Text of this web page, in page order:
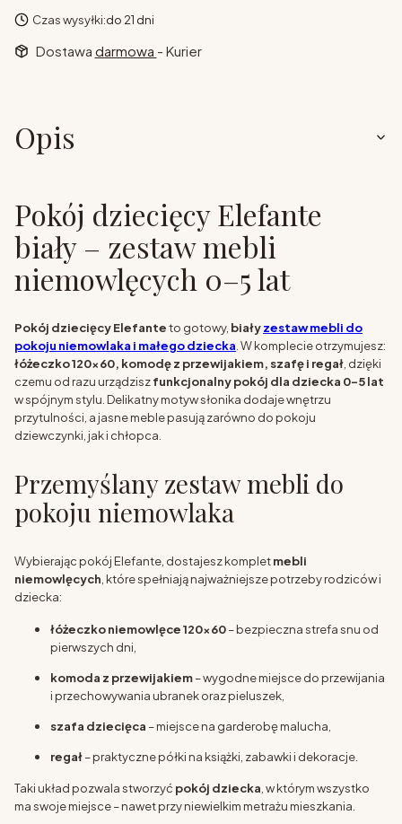
Czas wysyłki:do 21 dni
Dostawa darmowa - Kurier
Opis
Pokój dziecięcy Elefante
biały – zestaw mebli
niemowlęcych 0–5 lat
Pokój dziecięcy Elefanteto gotowy, białyzestaw mebli do
pokoju niemowlaka i małego dziecka. W komplecie otrzymujesz:
łóżeczko 120x60, komodę z przewijakiem, szafę i regał, dzięki
czemu od razu urządziszfunkcjonalny pokój dla dziecka 0–5 lat
w spójnym stylu. Delikatny motyw słonika dodaje wnętrzu
przytulności, a jasne meble pasują zarówno do pokoju
dziewczynki, jak i chłopca.
Przemyślany zestaw mebli do
pokoju niemowlaka
Wybierając pokój Elefante, dostajesz kompletmebli
niemowlęcych, które spełniają najważniejsze potrzeby rodziców i
dziecka:
łóżeczko niemowlęce 120x60– bezpieczna strefa snu od
pierwszych dni,
komoda z przewijakiem– wygodne miejsce do przewijania
i przechowywania ubranek oraz pieluszek,
szafa dziecięca – miejsce na garderobę malucha,
regał– praktyczne półki na książki, zabawki i dekoracje.
Taki układ pozwala stworzyć pokój dziecka, w którym wszystko
ma swoje miejsce – nawet przy niewielkim metrażu mieszkania.